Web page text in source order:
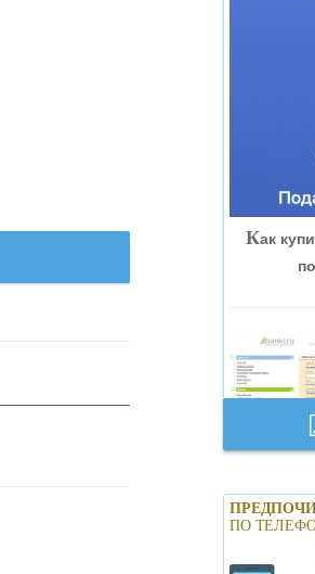
«СМП
«БАНК
БАНК»
Как
Банки.ру
19
ПО